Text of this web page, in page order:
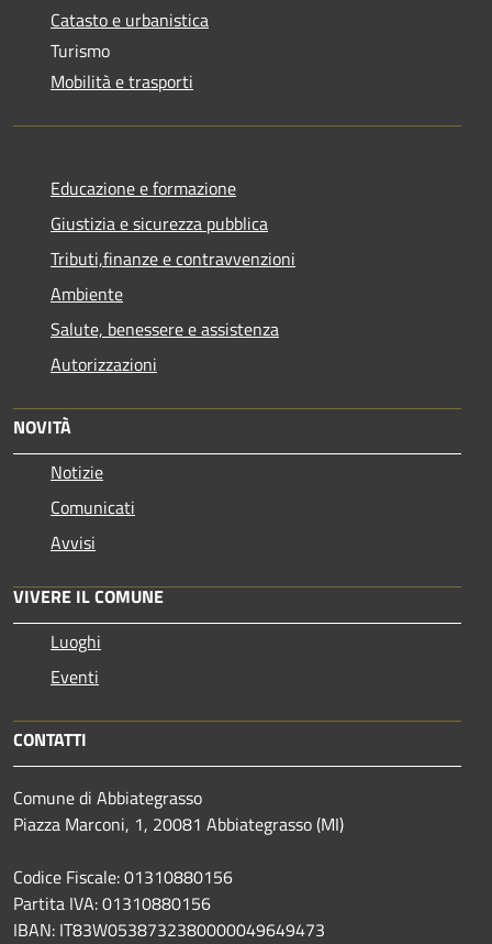
Catasto e urbanistica
Turismo
Mobilità e trasporti
Educazione e formazione
Giustizia e sicurezza pubblica
Tributi,finanze e contravvenzioni
Ambiente
Salute, benessere e assistenza
Autorizzazioni
NOVITÀ
Notizie
Comunicati
Avvisi
VIVERE IL COMUNE
Luoghi
Eventi
CONTATTI
Comune di Abbiategrasso
Piazza Marconi, 1, 20081 Abbiategrasso (MI)
Codice Fiscale: 01310880156
Partita IVA: 01310880156
IBAN: IT83W0538732380000049649473